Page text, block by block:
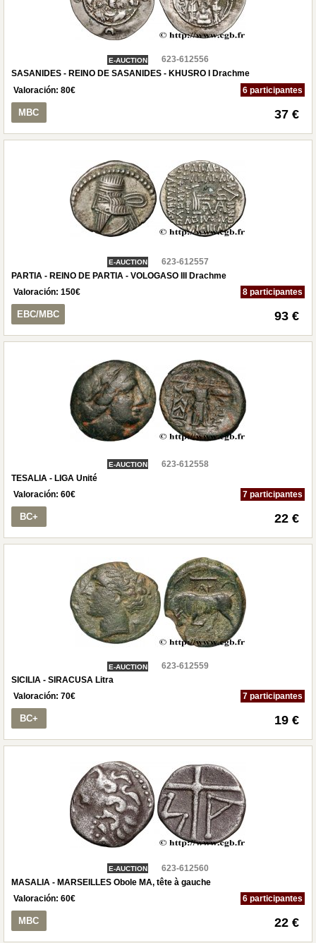
E-AUCTION
623-612556
SASANIDES - REINO DE SASANIDES - KHUSRO I Drachme
Valoración: 80€ 6 participantes
MBC 37 €
E-AUCTION
623-612557
PARTIA - REINO DE PARTIA - VOLOGASO III Drachme
Valoración: 150€ 8 participantes
EBC/MBC 93 €
E-AUCTION
623-612558
TESALIA - LIGA Unité
Valoración: 60€ 7 participantes
BC+ 22 €
E-AUCTION
623-612559
SICILIA - SIRACUSA Litra
Valoración: 70€ 7 participantes
BC+ 19 €
E-AUCTION
623-612560
MASALIA - MARSEILLES Obole MA, tête à gauche
Valoración: 60€ 6 participantes
MBC 22 €